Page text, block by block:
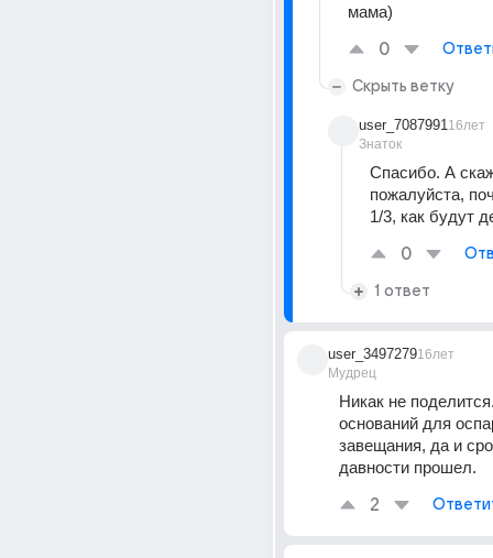
мама)
0
Скрыть ветку
user_7087991
Знаток
16лет
Спасибо. А
пожалуйста,
1/3, как будут
0
1 ответ
user_3497279
Мудрец
16лет
Никак не
оснований для
завещания, да и
давности прошел.
2